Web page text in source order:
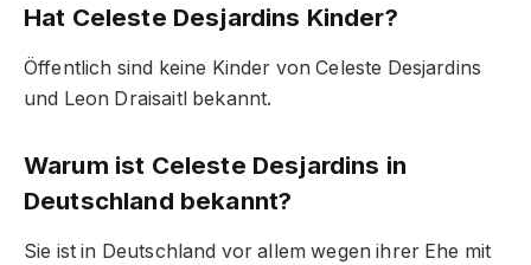
Hat Celeste Desjardins Kinder?
Öffentlich sind keine Kinder von Celeste Desjardins
und Leon Draisaitl bekannt.
Warum ist Celeste Desjardins in
Deutschland bekannt?
Sie ist in Deutschland vor allem wegen ihrer Ehe mit